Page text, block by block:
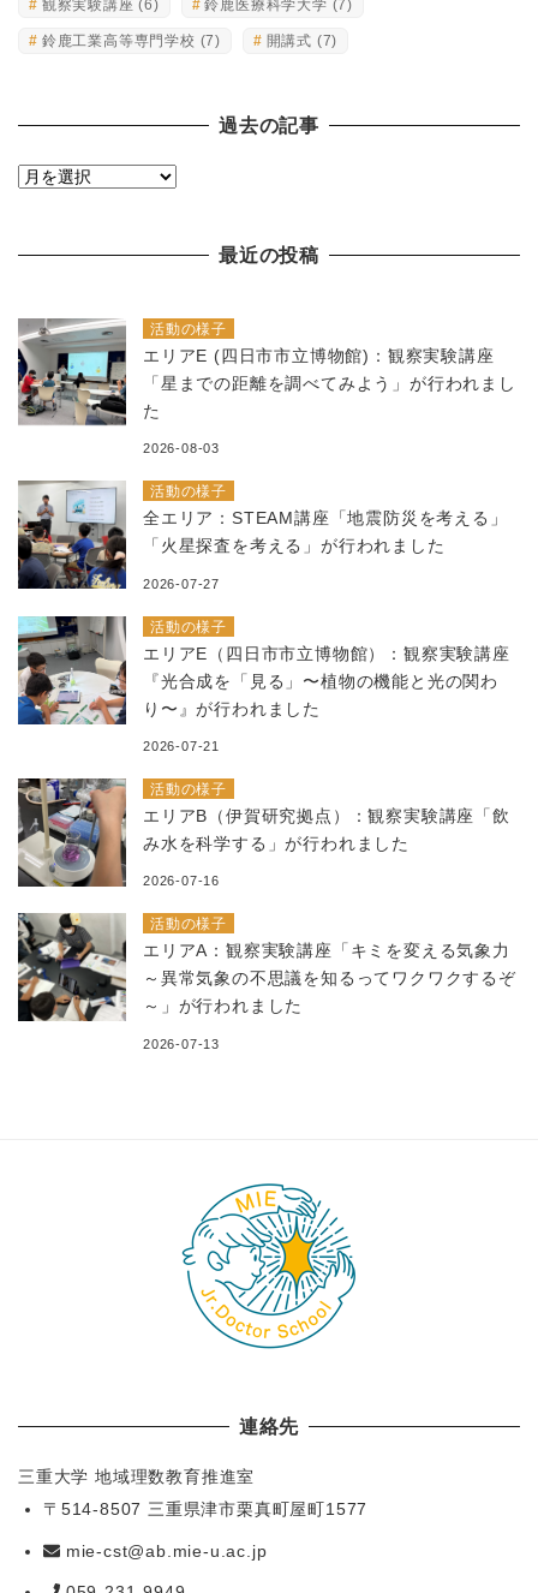
観察実験講座 (6) 鈴鹿医療科学大学 (7)
鈴鹿工業高等専門学校 (7) 開講式 (7)
過去の記事
過
最近の投稿
活動の様子
エリアE (四日市市立博物館)：観察実験講座
「星までの距離を調べてみよう」が行われまし
た
2026-08-03
活動の様子
全エリア：STEAM講座「地震防災を考える」
「火星探査を考える」が行われました
2026-07-27
活動の様子
エリアE（四日市市立博物館）：観察実験講座
『光合成を「見る」〜植物の機能と光の関わ
り〜』が行われました
2026-07-21
活動の様子
エリアB（伊賀研究拠点）：観察実験講座「飲
み水を科学する」が行われました
2026-07-16
活動の様子
エリアA：観察実験講座「キミを変える気象力
～異常気象の不思議を知るってワクワクするぞ
～」が行われました
2026-07-13
連絡先
三重大学 地域理数教育推進室
〒514-8507 三重県津市栗真町屋町1577
mie-cst@ab.mie-u.ac.jp